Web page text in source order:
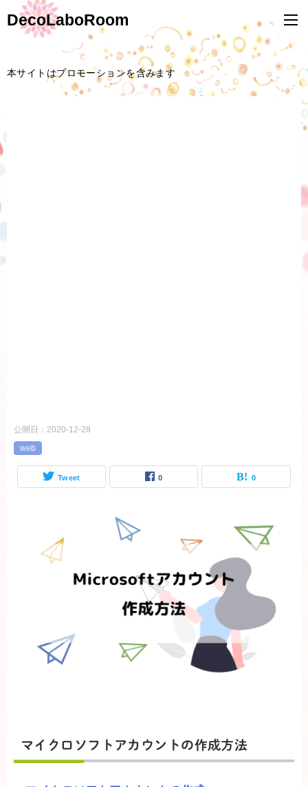
DecoLaboRoom
本サイトはプロモーションを含みます
公開日： 2020-12-28
web
Tweet 0 0
マイクロソフトアカウントの作成方法